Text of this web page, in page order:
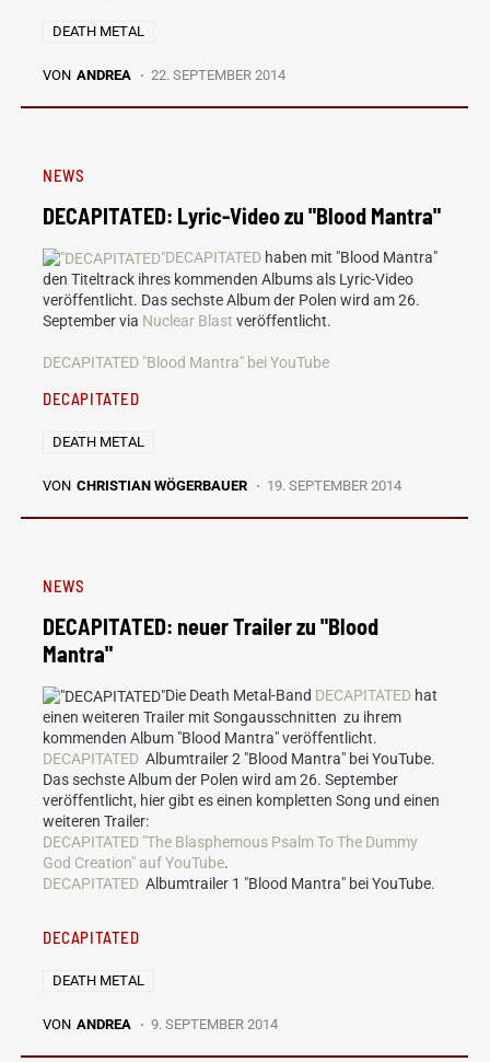
DEATH METAL
VON ANDREA 22. SEPTEMBER 2014
NEWS
DECAPITATED: Lyric-Video zu "Blood Mantra"
DECAPITATED haben mit "Blood Mantra"
den Titeltrack ihres kommenden Albums als Lyric-Video
veröffentlicht. Das sechste Album der Polen wird am 26.
September via Nuclear Blast veröffentlicht.
DECAPITATED "Blood Mantra" bei YouTube
DECAPITATED
DEATH METAL
VON CHRISTIAN WÖGERBAUER 19. SEPTEMBER 2014
NEWS
DECAPITATED: neuer Trailer zu "Blood
Mantra"
Die Death Metal-Band DECAPITATED hat
einen weiteren Trailer mit Songausschnitten zu ihrem
kommenden Album "Blood Mantra" veröffentlicht.
DECAPITATED Albumtrailer 2 "Blood Mantra" bei YouTube.
Das sechste Album der Polen wird am 26. September
veröffentlicht, hier gibt es einen kompletten Song und einen
weiteren Trailer:
DECAPITATED "The Blasphemous Psalm To The Dummy
God Creation" auf YouTube.
DECAPITATED Albumtrailer 1 "Blood Mantra" bei YouTube.
DECAPITATED
DEATH METAL
VON ANDREA 9. SEPTEMBER 2014